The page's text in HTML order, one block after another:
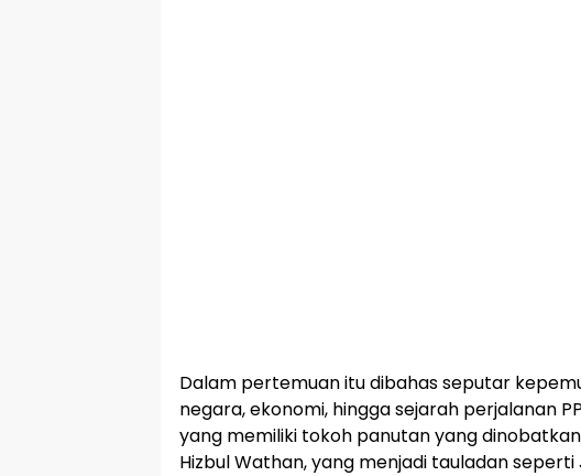
Dalam pertemuan itu dibahas seputar
negara, ekonomi, hingga sejarah perjalanan
yang memiliki tokoh panutan yang
Hizbul Wathan, yang menjadi tauladan